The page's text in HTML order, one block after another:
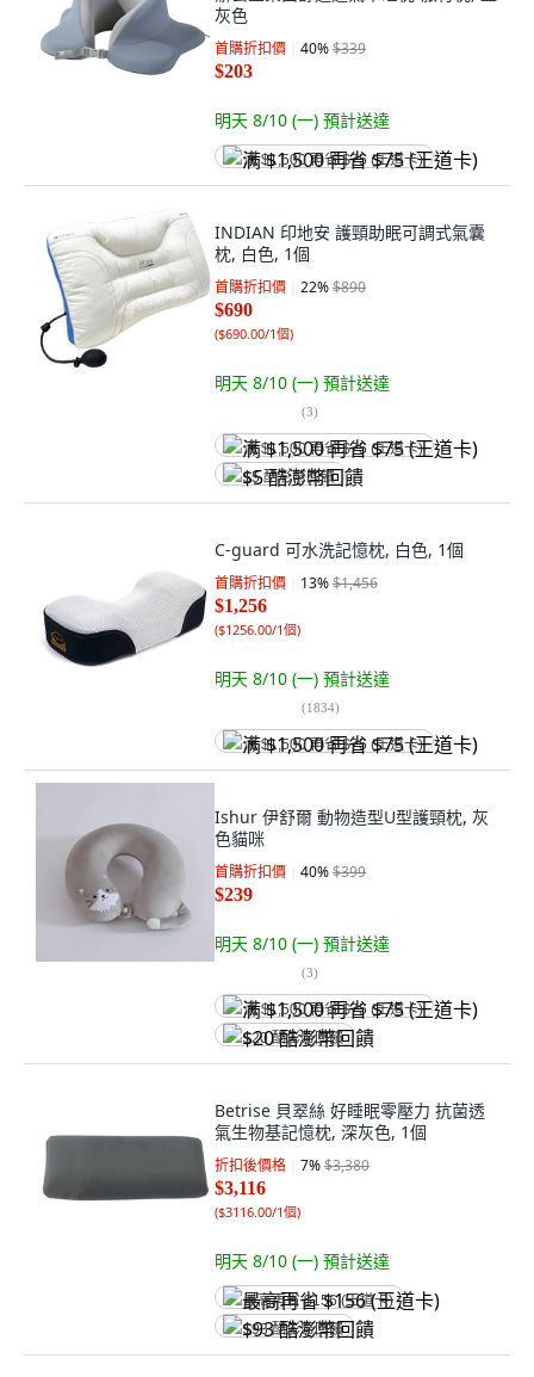
灰色
首購折扣價 40%$339
$203
明天 8/10 (一) 預計送達
满 $1,500 再省 $75 (王道卡)
INDIAN 印地安 護頸助眠可調式氣囊
枕, 白色, 1個
首購折扣價 22%$890
$690
($690.00/1個)
明天 8/10 (一) 預計送達
(3)
满 $1,500 再省 $75 (王道卡)
$5 酷澎幣回饋
C-guard 可水洗記憶枕, 白色, 1個
首購折扣價 13%$1,456
$1,256
($1256.00/1個)
明天 8/10 (一) 預計送達
(1834)
满 $1,500 再省 $75 (王道卡)
Ishur 伊舒爾 動物造型U型護頸枕, 灰
色貓咪
首購折扣價 40%$399
$239
明天 8/10 (一) 預計送達
(3)
满 $1,500 再省 $75 (王道卡)
$20 酷澎幣回饋
Betrise 貝翠絲 好睡眠零壓力 抗菌透
氣生物基記憶枕, 深灰色, 1個
折扣後價格 7%$3,380
$3,116
($3116.00/1個)
明天 8/10 (一) 預計送達
最高再省 $156 (王道卡)
$93 酷澎幣回饋